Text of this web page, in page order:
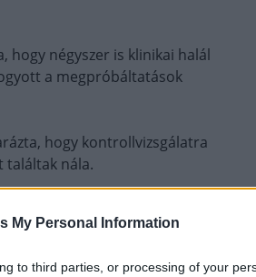
My Personal Information
to third parties, or processing of your
hogy négyszer is klinikai halál
a megpróbáltatások
hogy kontrollvizsgálatra
találtak nála.
Ma reggel volt az első
cső kinézett – fertőzésre
és remélhetőleg